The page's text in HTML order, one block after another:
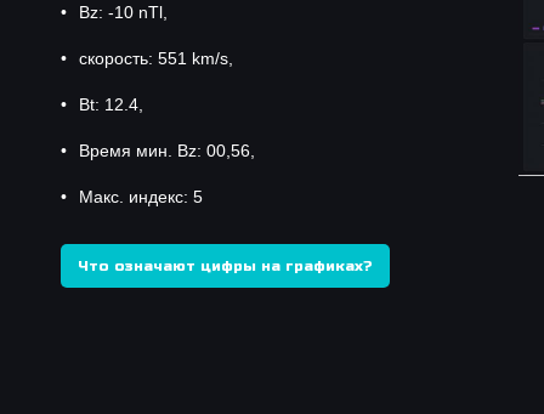
Bz: -10 nTl,
скорость: 551 km/s,
Bt: 12.4,
Время мин. Bz: 00,56,
Макс. индекс: 5
Что означают цифры на графиках?